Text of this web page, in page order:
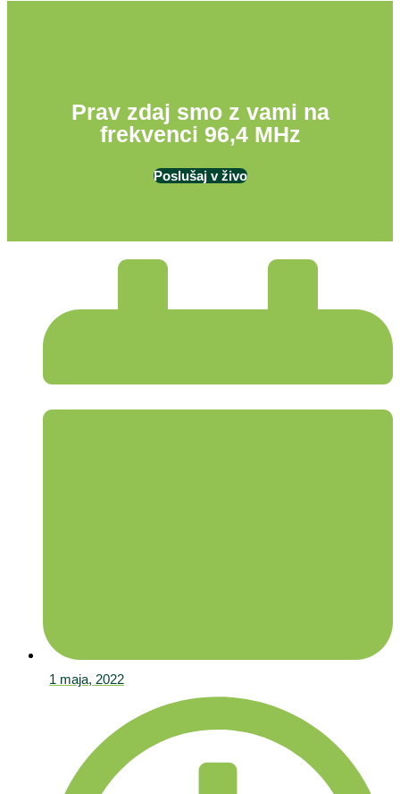
Prav zdaj smo z vami na
frekvenci 96,4 MHz
Poslušaj v živo
1 maja, 2022